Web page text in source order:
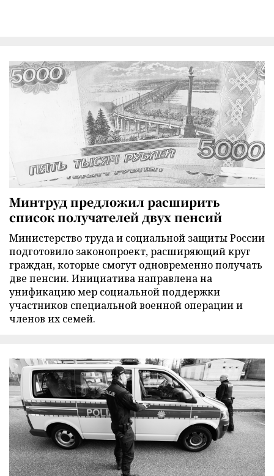
Минтруд предложил расширить
список получателей двух пенсий
Министерство труда и социальной защиты России
подготовило законопроект, расширяющий круг
граждан, которые смогут одновременно получать
две пенсии. Инициатива направлена на
унификацию мер социальной поддержки
участников специальной военной операции и
членов их семей.